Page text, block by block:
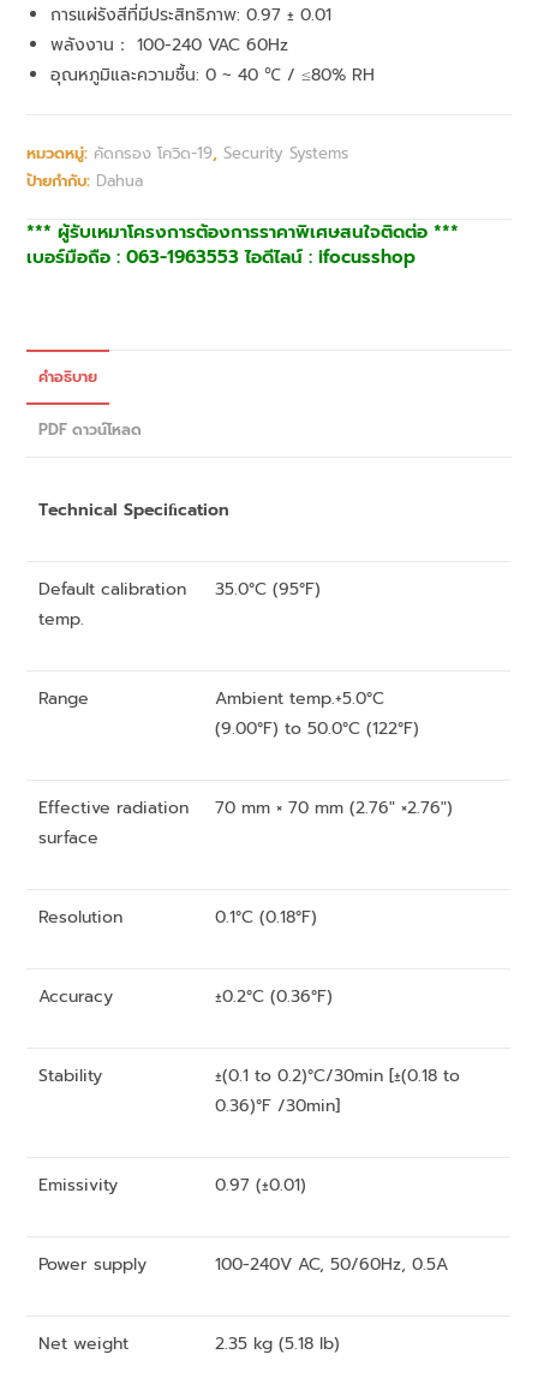
การแผ่รังสีที่มีประสิทธิภาพ: 0.97 ± 0.01
พลังงาน： 100-240 VAC 60Hz
อุณหภูมิและความชื้น: 0 ~ 40 ℃ / ≤80% RH
หมวดหมู่: คัดกรอง โควิด-19,Security Systems
ป้ายกำกับ: Dahua
*** ผู้รับเหมาโครงการต้องการราคาพิเศษสนใจติดต่อ ***
เบอร์มือถือ : 063-1963553 ไอดีไลน์ : ifocusshop
คำอธิบาย
PDF ดาวน์โหลด
Technical Speciﬁcation
Default calibration
temp.
35.0°C (95°F)
Range
Ambient temp.+5.0°C
(9.00°F) to 50.0°C (122°F)
Effective radiation
surface
70 mm × 70 mm (2.76″ ×2.76″)
Resolution 0.1°C (0.18°F)
Accuracy ±0.2°C (0.36°F)
Stability
±(0.1 to 0.2)°C/30min [±(0.18 to
0.36)°F /30min]
Emissivity 0.97 (±0.01)
Power supply 100-240V AC, 50/60Hz, 0.5A
Net weight 2.35 kg (5.18 lb)